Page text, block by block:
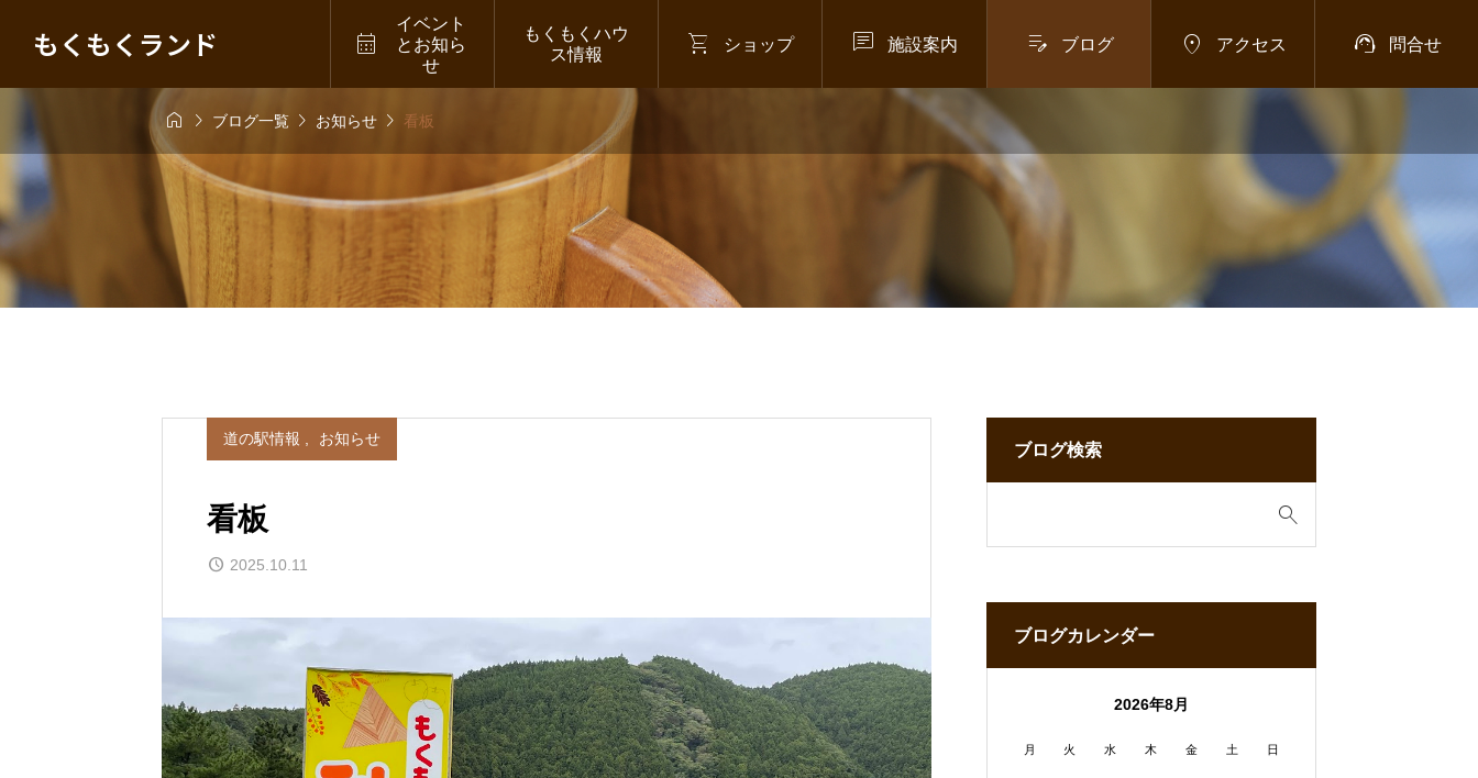
もくもくランド 
イベント
とお知ら
せ
もくもくハウ
ス情報
 ショップ  施設案内  ブログ  アクセス  問合せ
  ブログ一覧  お知らせ  看板
道の駅情報 お知らせ
看板
2025.10.11
ブログ検索
ブログカレンダー
2026年8月
月 火 水 木 金 土 日